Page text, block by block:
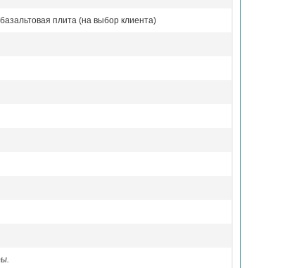
плита (на выбор клиента)